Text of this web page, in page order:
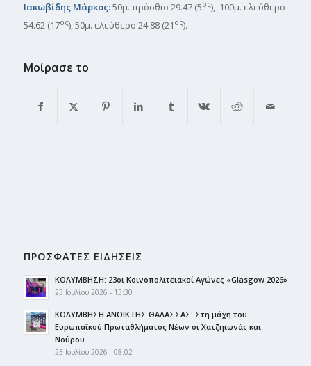
Ιακωβίδης Μάρκος:50μ. πρόσθιο 29.47 (5ος), 100μ. ελεύθερο
54.62 (17ος), 50μ. ελεύθερο 24.88 (21 ος).
Μοίρασε το
ΠΡΟΣΦΑΤΕΣ ΕΙΔΗΣΕΙΣ
ΚΟΛΥΜΒΗΣΗ: 23οι Κοινοπολιτειακοί Αγώνες «Glasgow 2026»
23 Ιουλίου 2026 - 13:30
ΚΟΛΥΜΒΗΣΗ ΑΝΟΙΚΤΗΣ ΘΑΛΑΣΣΑΣ: Στη μάχη του
Ευρωπαϊκού Πρωταθλήματος Νέων οι Χατζηιωνάς και
Νούρου
23 Ιουλίου 2026 - 08:02